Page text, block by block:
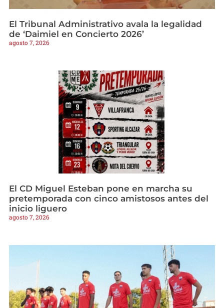
El Tribunal Administrativo avala la legalidad
de ‘Daimiel en Concierto 2026’
agosto 7, 2026
El CD Miguel Esteban pone en marcha su
pretemporada con cinco amistosos antes del
inicio liguero
agosto 7, 2026